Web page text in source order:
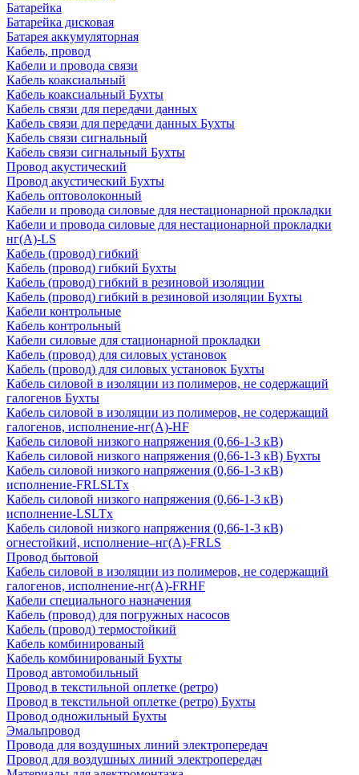
Батарейка
Батарейка дисковая
Батарея аккумуляторная
Кабель, провод
Кабели и провода связи
Кабель коаксиальный
Кабель коаксиальный Бухты
Кабель связи для передачи данных
Кабель связи для передачи данных Бухты
Кабель связи сигнальный
Кабель связи сигнальный Бухты
Провод акустический
Провод акустический Бухты
Кабель оптоволоконный
Кабели и провода силовые для нестационарной прокладки
Кабели и провода силовые для нестационарной прокладки
нг(А)-LS
Кабель (провод) гибкий
Кабель (провод) гибкий Бухты
Кабель (провод) гибкий в резиновой изоляции
Кабель (провод) гибкий в резиновой изоляции Бухты
Кабели контрольные
Кабель контрольный
Кабели силовые для стационарной прокладки
Кабель (провод) для силовых установок
Кабель (провод) для силовых установок Бухты
Кабель силовой в изоляции из полимеров, не содержащий
галогенов Бухты
Кабель силовой в изоляции из полимеров, не содержащий
галогенов, исполнение-нг(А)-HF
Кабель силовой низкого напряжения (0,66-1-3 кВ)
Кабель силовой низкого напряжения (0,66-1-3 кВ) Бухты
Кабель силовой низкого напряжения (0,66-1-3 кВ)
исполнение-FRLSLTx
Кабель силовой низкого напряжения (0,66-1-3 кВ)
исполнение-LSLTx
Кабель силовой низкого напряжения (0,66-1-3 кВ)
огнестойкий, исполнение–нг(А)-FRLS
Провод бытовой
Кабель силовой в изоляции из полимеров, не содержащий
галогенов, исполнение-нг(А)-FRHF
Кабели специального назначения
Кабель (провод) для погружных насосов
Кабель (провод) термостойкий
Кабель комбинированый
Кабель комбинированый Бухты
Провод автомобильный
Провод в текстильной оплетке (ретро)
Провод в текстильной оплетке (ретро) Бухты
Провод одножильный Бухты
Эмальпровод
Провода для воздушных линий электропередач
Провод для воздушных линий электропередач